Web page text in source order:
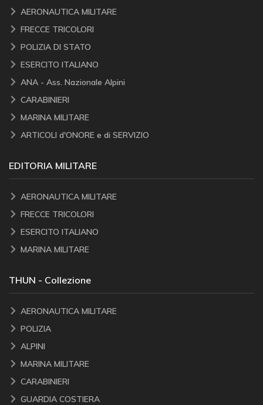
AERONAUTICA MILITARE
FRECCE TRICOLORI
POLIZIA DI STATO
ESERCITO ITALIANO
ANA - Ass. Nazionale Alpini
CARABINIERI
MARINA MILITARE
ARTICOLI d'ONORE e di SERVIZIO
EDITORIA MILITARE
AERONAUTICA MILITARE
FRECCE TRICOLORI
ESERCITO ITALIANO
MARINA MILITARE
THUN - Collezione
AERONAUTICA MILITARE
POLIZIA
ALPINI
MARINA MILITARE
CARABINIERI
GUARDIA COSTIERA